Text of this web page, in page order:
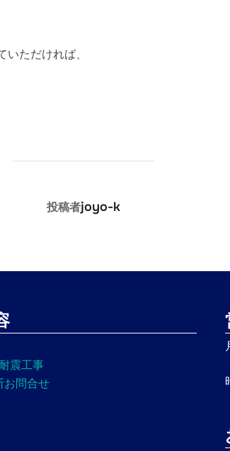
いただければ、
投稿者
投稿者joyo-k
震工事
お問合せ